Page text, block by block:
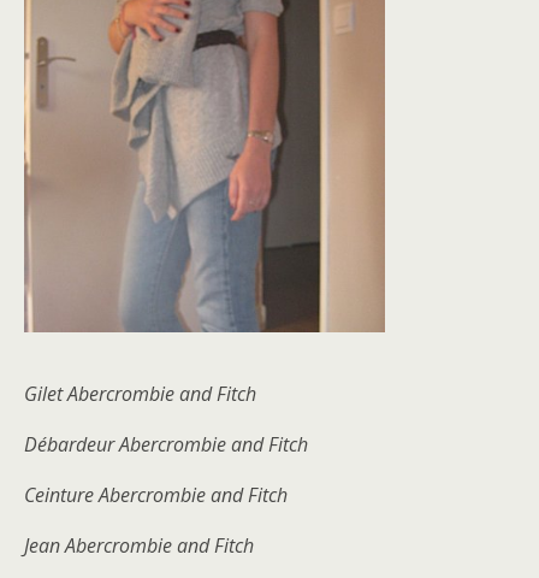
Gilet Abercrombie and Fitch
Débardeur Abercrombie and Fitch
Ceinture Abercrombie and Fitch
Jean Abercrombie and Fitch